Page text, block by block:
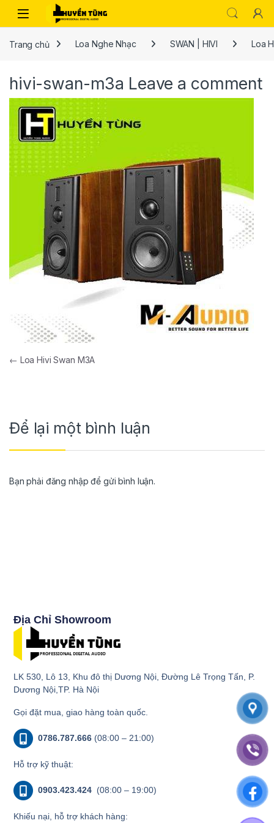
Trang chủ Loa Nghe Nhạc SWAN | HIVI Loa
hivi-swan-m3a Leave a comment
← Loa Hivi Swan M3A
Để lại một bình luận
Bạn phải đăng nhập để gửi bình luận.
Địa Chỉ Showroom
LK 530, Lô 13, Khu đô thị Dương Nội, Đường Lê Trọng Tấn, P.
Dương Nội,TP. Hà Nội
Gọi đặt mua, giao hàng toàn quốc.
0786.787.666 (08:00 – 21:00)
Hỗ trợ kỹ thuật:
0903.423.424 (08:00 – 19:00)
Khiếu nại, hỗ trợ khách hàng: